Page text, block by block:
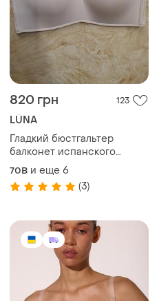
820 грн 123
LÚNA
Гладкий бюстгальтер
балконет испанского
бренда luna.
70B и еще 6
(3)